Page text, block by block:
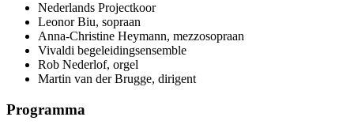
Nederlands Projectkoor
Leonor Biu, sopraan
Anna-Christine Heymann, mezzosopraan
Vivaldi begeleidingsensemble
Rob Nederlof, orgel
Martin van der Brugge, dirigent
Programma